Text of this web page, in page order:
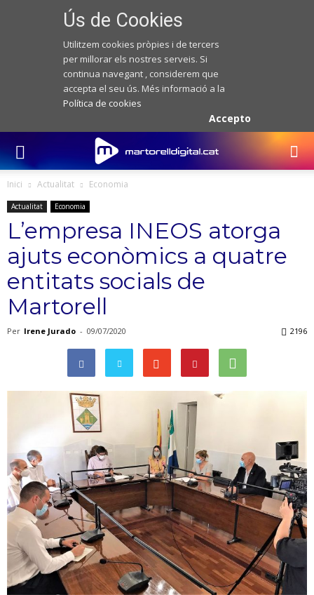
Ús de Cookies
Utilitzem cookies pròpies i de tercers
per millorar els nostres serveis. Si
continua navegant , considerem que
accepta el seu ús. Més informació a la
Política de cookies
Accepto
Inici Actualitat Economia
Actualitat Economia
L’empresa INEOS atorga
ajuts econòmics a quatre
entitats socials de
Martorell
Per Irene Jurado - 09/07/2020 2196